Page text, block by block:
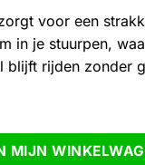
voor een
in je stuurpen,
blijft rijden zonder
8 15mm zwart zand
MIJN